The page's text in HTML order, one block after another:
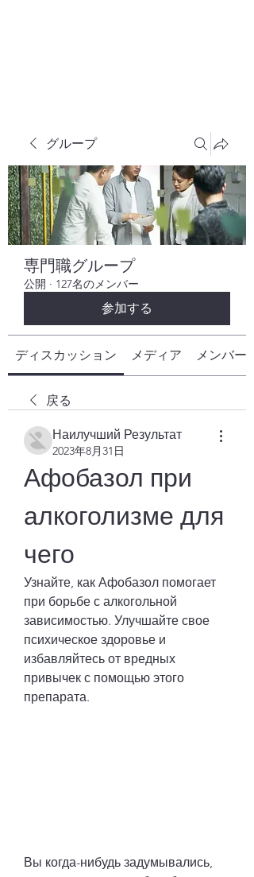
グループ
専門職グループ
公開 · 127名のメンバー
参加する
ディスカッション メディア メンバー
戻る
Наилучший Результат
2023年8月31日
Афобазол при
алкоголизме для
чего
Узнайте, как Афобазол помогает
при борьбе с алкогольной
зависимостью. Улучшайте свое
психическое здоровье и
избавляйтесь от вредных
привычек с помощью этого
препарата.
Вы когда-нибудь задумывались,